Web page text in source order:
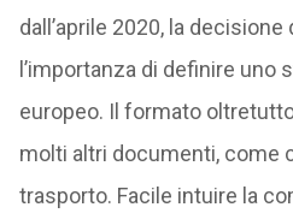
dall’aprile 2020, la
l’importanza di definire uno
europeo. Il formato
molti altri documenti, come
trasporto. Facile intuire la